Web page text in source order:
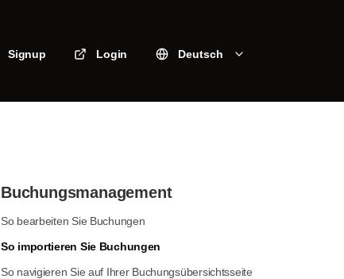
Signup Login Deutsch
Buchungsmanagement
So bearbeiten Sie Buchungen
So importieren Sie Buchungen
So navigieren Sie auf Ihrer Buchungsübersichtsseite